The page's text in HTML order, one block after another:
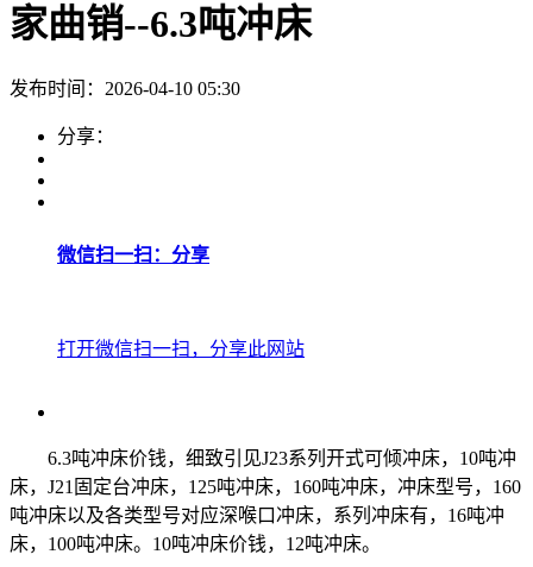
家曲销--6.3吨冲床
发布时间：2026-04-10 05:30
分享：
微信扫一扫：分享
打开微信扫一扫，分享此网站
6.3吨冲床价钱，细致引见J23系列开式可倾冲床，10吨冲
床，J21固定台冲床，125吨冲床，160吨冲床，冲床型号，160
吨冲床以及各类型号对应深喉口冲床，系列冲床有，16吨冲
床，100吨冲床。10吨冲床价钱，12吨冲床。